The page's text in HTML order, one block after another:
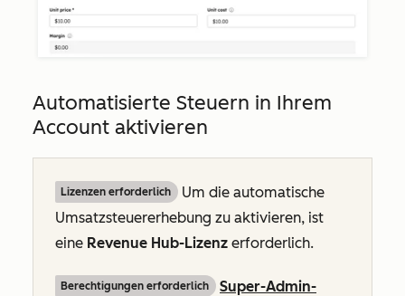
Automatisierte Steuern in Ihrem
Account aktivieren
Lizenzen erforderlich
Um die automatische
Umsatzsteuererhebung zu aktivieren, ist
eine Revenue Hub-Lizenz erforderlich.
Berechtigungen erforderlich
Super-Admin-